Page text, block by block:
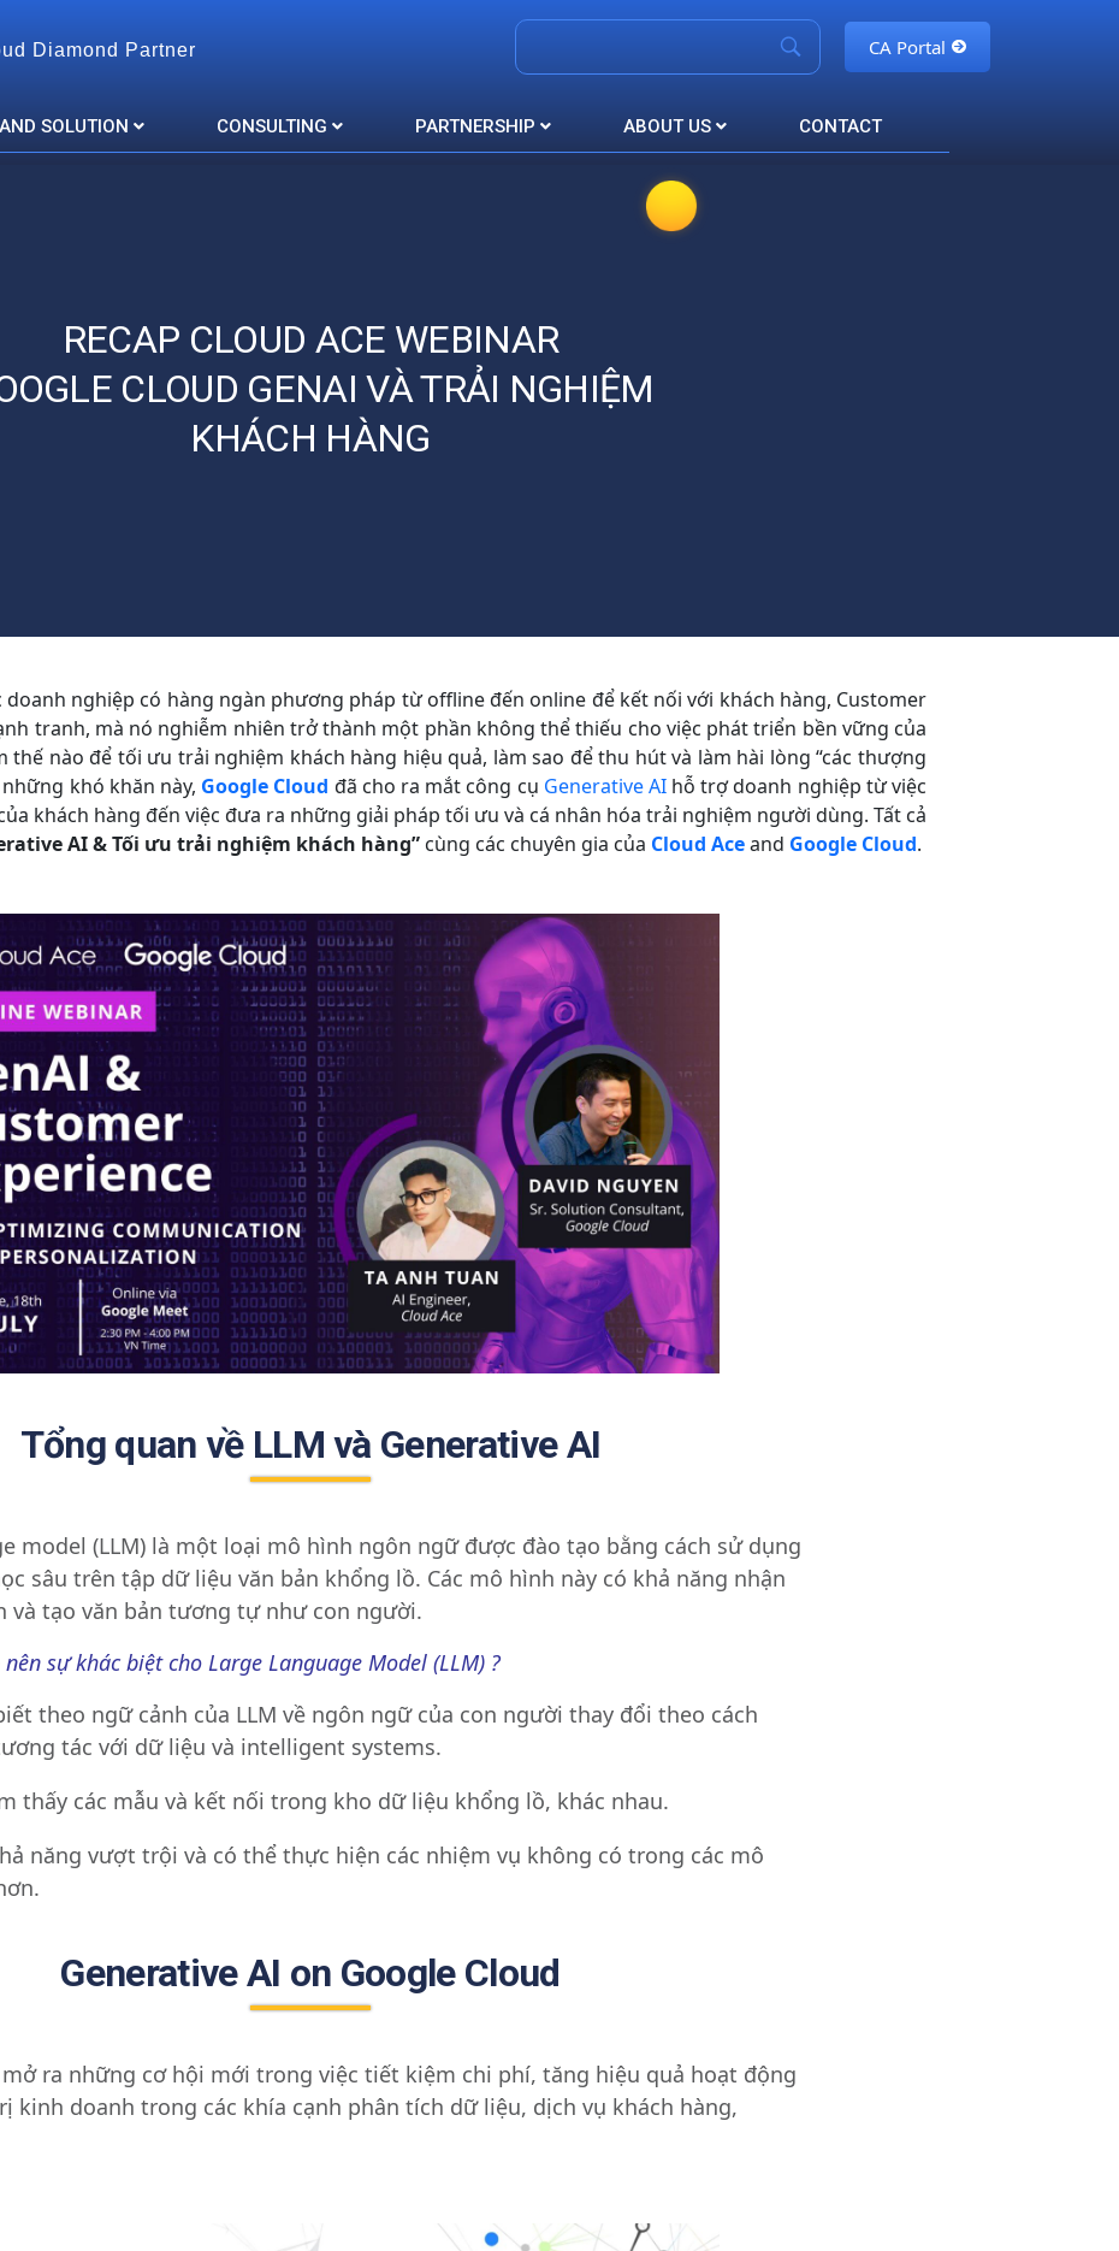
Diamond Partner CA Portal
SOLUTION CONSULTING PARTNERSHIP ABOUT US CONTACT
RECAP CLOUD ACE WEBINAR
CLOUD GENAI VÀ TRẢI NGHIỆM
KHÁCH HÀNG
doanh nghiệp có hàng ngàn phương pháp từ offline đến online để kết nối với khách hàng, Customer
tranh, mà nó nghiễm nhiên trở thành một phần không thể thiếu cho việc phát triển bền vững của
thế nào để tối ưu trải nghiệm khách hàng hiệu quả, làm sao để thu hút và làm hài lòng “các thượng
khó khăn này, Google Cloud đã cho ra mắt công cụ Generative AIhỗ trợ doanh nghiệp từ việc
khách hàng đến việc đưa ra những giải pháp tối ưu và cá nhân hóa trải nghiệm người dùng. Tất cả
AI & Tối ưu trải nghiệm khách hàng” cùng các chuyên gia của Cloud Aceand Google Cloud.
Tổng quan về LLM và Generative AI
model (LLM) là một loại mô hình ngôn ngữ được đào tạo bằng cách sử dụng
sâu trên tập dữ liệu văn bản khổng lồ. Các mô hình này có khả năng nhận
và tạo văn bản tương tự như con người.
sự khác biệt cho Large Language Model (LLM) ?
theo ngữ cảnh của LLM về ngôn ngữ của con người thay đổi theo cách
tác với dữ liệu và intelligent systems.
thấy các mẫu và kết nối trong kho dữ liệu khổng lồ, khác nhau.
năng vượt trội và có thể thực hiện các nhiệm vụ không có trong các mô
Generative AI on Google Cloud
mở ra những cơ hội mới trong việc tiết kiệm chi phí, tăng hiệu quả hoạt động
kinh doanh trong các khía cạnh phân tích dữ liệu, dịch vụ khách hàng,